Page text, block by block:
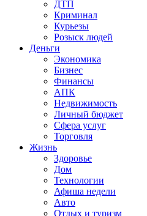
ДТП
Криминал
Курьезы
Розыск людей
Деньги
Экономика
Бизнес
Финансы
АПК
Недвижимость
Личный бюджет
Сфера услуг
Торговля
Жизнь
Здоровье
Дом
Технологии
Афиша недели
Авто
Отдых и туризм